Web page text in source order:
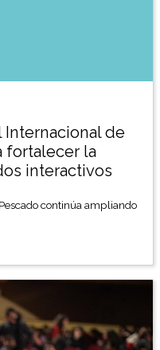
Internacional de
fortalecer la
interactivos
continúa ampliando